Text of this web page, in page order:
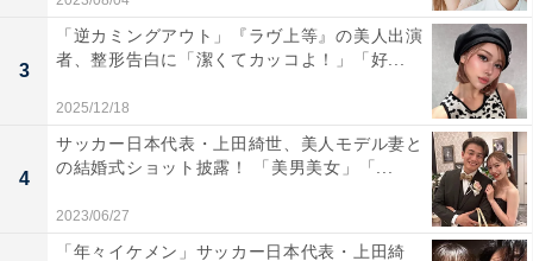
3
「逆カミングアウト」『ラヴ上等』の美人出演
者、整形告白に「潔くてカッコよ！」「好...
2025/12/18
4
サッカー日本代表・上田綺世、美人モデル妻と
の結婚式ショット披露！ 「美男美女」「...
2023/06/27
「年々イケメン」サッカー日本代表・上田綺